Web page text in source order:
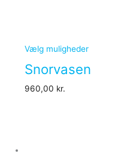
Vælg muligheder
Snorvasen
960,00 kr.